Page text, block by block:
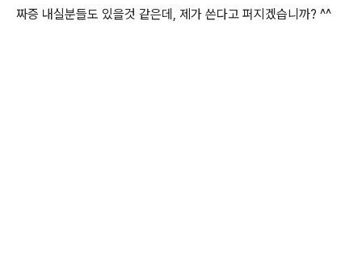
짜증 내실분들도 있을것 같은데, 제가 쓴다고 퍼지겠습니까? ^^